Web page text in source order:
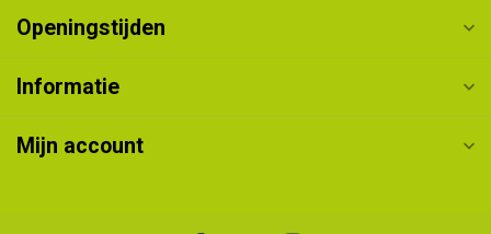
Openingstijden
Informatie
Mijn account